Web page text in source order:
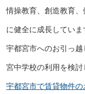
情操教育、創造教育
に健全に成長していま
宇都宮市へのお引っ
宮中学校の利用を検討
宇都宮市で賃貸物件